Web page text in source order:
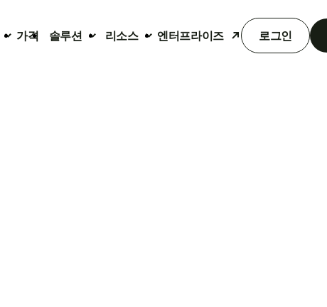
가격 솔루션 리소스 엔터프라이즈 로그인